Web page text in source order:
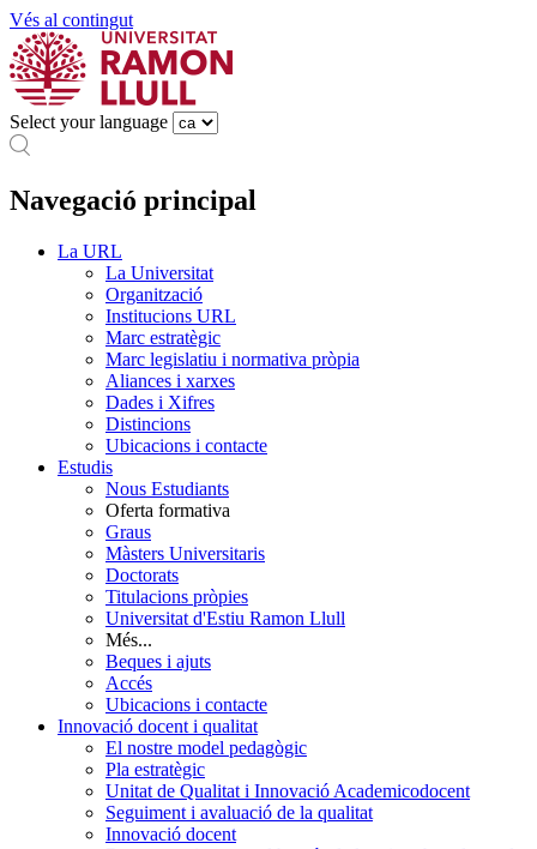
Vés al contingut
Select your language
Navegació principal
La URL
La Universitat
Organització
Institucions URL
Marc estratègic
Marc legislatiu i normativa pròpia
Aliances i xarxes
Dades i Xifres
Distincions
Ubicacions i contacte
Estudis
Nous Estudiants
Oferta formativa
Graus
Màsters Universitaris
Doctorats
Titulacions pròpies
Universitat d'Estiu Ramon Llull
Més...
Beques i ajuts
Accés
Ubicacions i contacte
Innovació docent i qualitat
El nostre model pedagògic
Pla estratègic
Unitat de Qualitat i Innovació Academicodocent
Seguiment i avaluació de la qualitat
Innovació docent